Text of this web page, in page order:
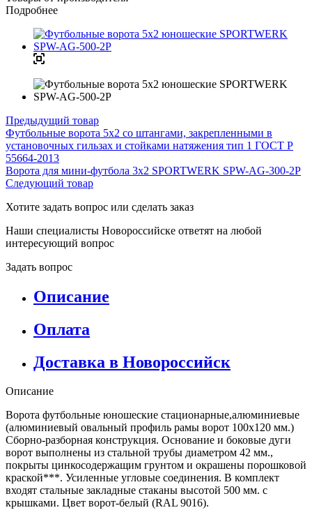
Подробнее
Предыдущий товар
Футбольные ворота 5х2 со штангами, закрепленными в
установочных гильзах и стойками натяжения тип 1 ГОСТ Р
55664-2013
Ворота для мини-футбола 3х2 SPORTWERK SPW-AG-300-2P
Следующий товар
Хотите задать вопрос или сделать заказ
Наши специалисты Новороссийске ответят на любой
интересующий вопрос
Задать вопрос
Описание
Оплата
Доставка в Новороссийск
Описание
Ворота футбольные юношеские стационарные,алюминиевые
(алюминиевый овальный профиль рамы ворот 100х120 мм.)
Сборно-разборная конструкция. Основание и боковые дуги
ворот выполнены из стальной трубы диаметром 42 мм.,
покрыты цинкосодержащим грунтом и окрашены порошковой
краской***. Усиленные угловые соединения. В комплект
входят стальные закладные стаканы высотой 500 мм. с
крышками. Цвет ворот-белый (RAL 9016).